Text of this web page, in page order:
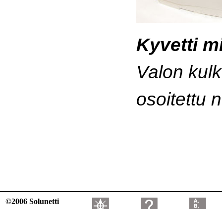
Kyvetti
Valon
osoitettu
©2006 Solunetti